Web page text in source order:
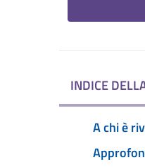
INDICE
A chi è